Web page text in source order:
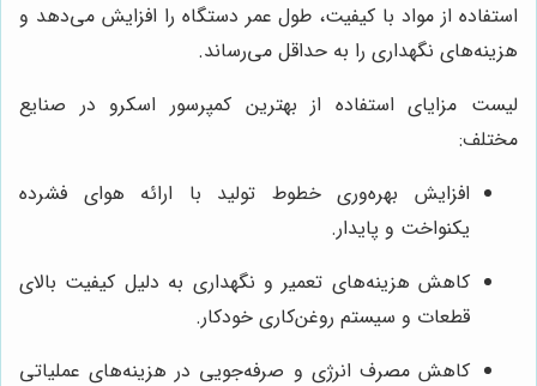
استفاده از مواد با کیفیت، طول عمر دستگاه را افزایش می‌دهد و
هزینه‌های نگهداری را به حداقل می‌رساند.
لیست مزایای استفاده از بهترین کمپرسور اسکرو در صنایع
مختلف:
افزایش بهره‌وری خطوط تولید با ارائه هوای فشرده
یکنواخت و پایدار.
کاهش هزینه‌های تعمیر و نگهداری به دلیل کیفیت بالای
قطعات و سیستم روغن‌کاری خودکار.
کاهش مصرف انرژی و صرفه‌جویی در هزینه‌های عملیاتی